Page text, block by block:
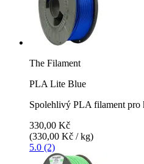
The Filament
PLA Lite Blue
Spolehlivý PLA filament pro
330,00 Kč
(330,00 Kč / kg)
5.0 (2)